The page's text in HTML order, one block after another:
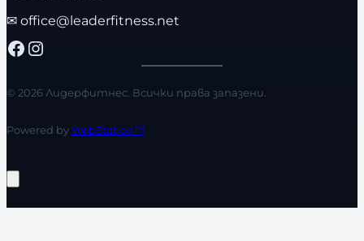
✉ office@leaderfitness.net
Facebook Instagram
© 2026 Лидерфитнес. Всички права запазени.
Powered byWebStation™